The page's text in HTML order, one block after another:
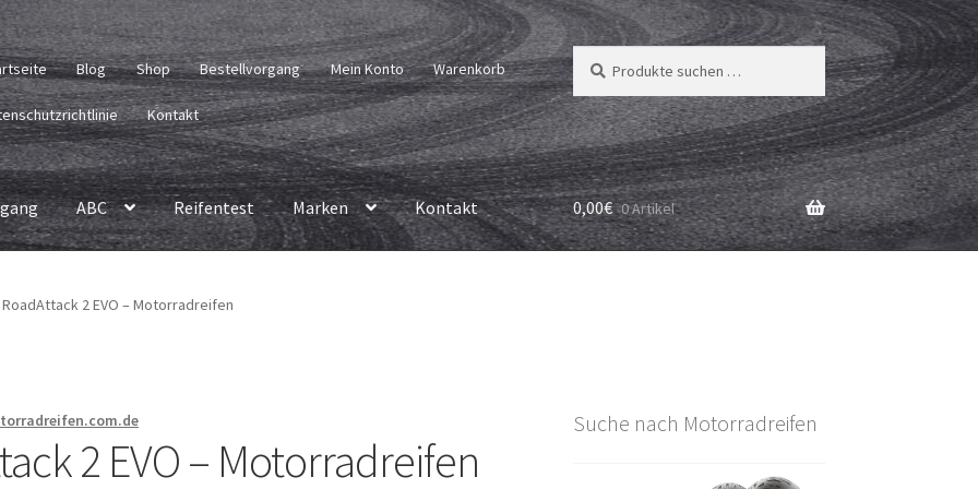
Blog Shop Bestellvorgang Mein Konto Warenkorb
Kontakt
Suchen
nach:
Suchen
ABC Reifentest Marken Kontakt 0,00€ 0 Artikel
2 EVO – Motorradreifen
2 EVO – Motorradreifen
Suche nach Motorradreifen